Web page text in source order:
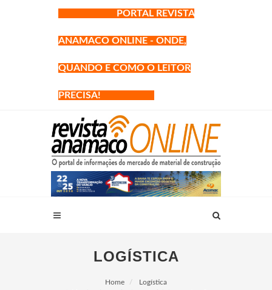
PORTAL REVISTA
ANAMACO ONLINE - ONDE,
QUANDO E COMO O LEITOR
PRECISA!
LOGÍSTICA
Home
Logística